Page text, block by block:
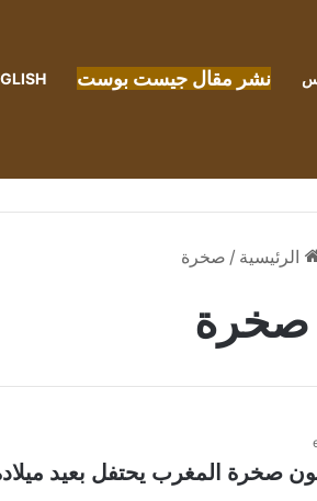
نشر مقال جيست بوست
الرئيسية / صخرة
صخرة
صخرة المغرب يحتفل بعيد ميلاده